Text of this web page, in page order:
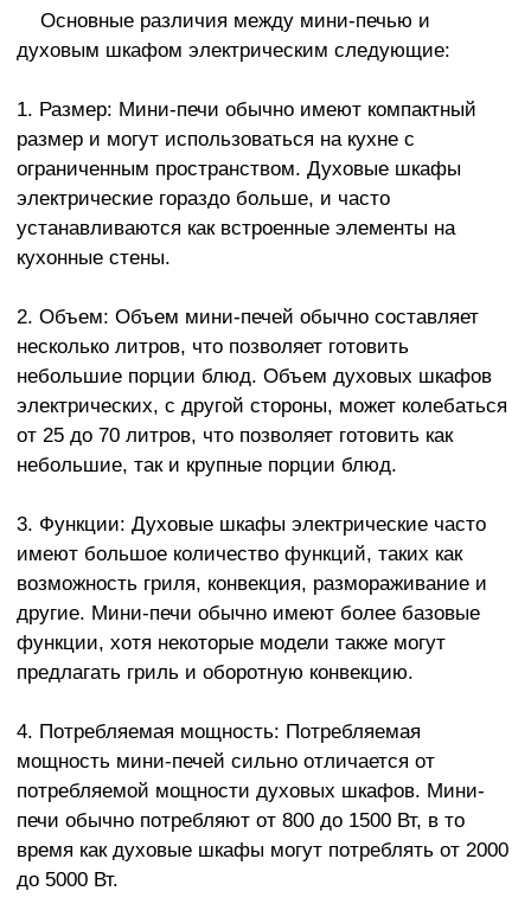
Основные различия между мини-печью и
духовым шкафом электрическим следующие:
1. Размер: Мини-печи обычно имеют компактный
размер и могут использоваться на кухне с
ограниченным пространством. Духовые шкафы
электрические гораздо больше, и часто
устанавливаются как встроенные элементы на
кухонные стены.
2. Объем: Объем мини-печей обычно составляет
несколько литров, что позволяет готовить
небольшие порции блюд. Объем духовых шкафов
электрических, с другой стороны, может колебаться
от 25 до 70 литров, что позволяет готовить как
небольшие, так и крупные порции блюд.
3. Функции: Духовые шкафы электрические часто
имеют большое количество функций, таких как
возможность гриля, конвекция, размораживание и
другие. Мини-печи обычно имеют более базовые
функции, хотя некоторые модели также могут
предлагать гриль и оборотную конвекцию.
4. Потребляемая мощность: Потребляемая
мощность мини-печей сильно отличается от
потребляемой мощности духовых шкафов. Мини-
печи обычно потребляют от 800 до 1500 Вт, в то
время как духовые шкафы могут потреблять от 2000
до 5000 Вт.